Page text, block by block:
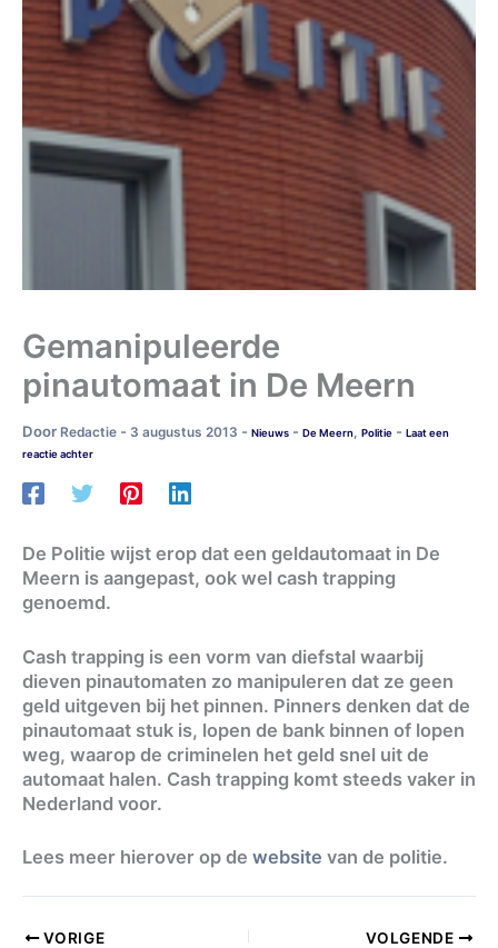
Gemanipuleerde
pinautomaat in De Meern
Door Redactie - 3 augustus 2013 - Nieuws - De Meern, Politie - Laat een
reactie achter
De Politie wijst erop dat een geldautomaat in De
Meern is aangepast, ook wel cash trapping
genoemd.
Cash trapping is een vorm van diefstal waarbij
dieven pinautomaten zo manipuleren dat ze geen
geld uitgeven bij het pinnen. Pinners denken dat de
pinautomaat stuk is, lopen de bank binnen of lopen
weg, waarop de criminelen het geld snel uit de
automaat halen. Cash trapping komt steeds vaker in
Nederland voor.
Lees meer hierover op de website van de politie.
VORIGE VOLGENDE